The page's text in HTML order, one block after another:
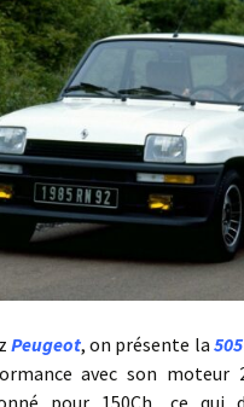
Peugeot, on présente la
avec son moteur